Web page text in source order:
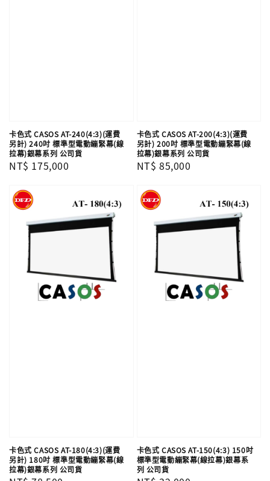
卡色式 CASOS AT-240(4:3)(運費
另計) 240吋 標準型電動繃緊幕(線
拉幕)銀幕系列 公司貨
Regular
NT$ 175,000
卡色式 CASOS AT-200(4:3)(運費
另計) 200吋 標準型電動繃緊幕(線
拉幕)銀幕系列 公司貨
Regular
NT$ 85,000
卡色式 CASOS AT-180(4:3)(運費
另計) 180吋 標準型電動繃緊幕(線
拉幕)銀幕系列 公司貨
卡色式 CASOS AT-150(4:3) 150吋
標準型電動繃緊幕(線拉幕)銀幕系
列 公司貨